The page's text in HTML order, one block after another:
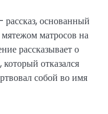
основанный
матросов на
рассказывает о
отказался
собой во имя